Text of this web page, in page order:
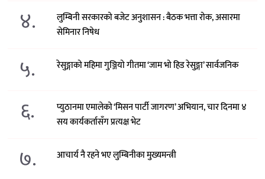
४.
लुम्बिनी सरकारको बजेट अनुशासन : बैठक भत्ता रोक, असारमा
सेमिनार निषेध
५. रेसुङ्गाको महिमा गुञ्जियो गीतमा ‘जाम भो हिड रेसुङ्गा’ सार्वजनिक
६.
प्युठानमा एमालेको ‘मिसन पार्टी जागरण’ अभियान, चार दिनमा ४
सय कार्यकर्तासँग प्रत्यक्ष भेट
७. आचार्य नै रहने भए लुम्बिनीका मुख्यमन्त्री